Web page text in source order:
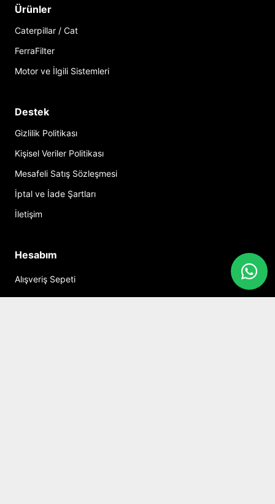
Ürünler
Caterpillar / Cat
FerraFilter
Motor ve İlgili Sistemleri
Destek
Gizlilik Politikası
Kişisel Veriler Politikası
Mesafeli Satış Sözleşmesi
İptal ve İade Şartları
İletişim
Hesabım
Alışveriş Sepeti